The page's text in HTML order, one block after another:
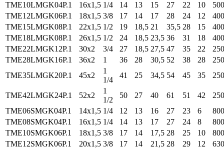
TME10LMGK04P.1
16x1,5 1/4 14 13 15 27 22 10
500
TME12LMGK06P.1
18x1,5 3/8 17 14 17 28 24 12
400
TME15LMGK08P.1
22x1,5 1/2 19 18,5 21 35,5 28 15
400
TME18LMGK08P.1
26x1,5 1/2 24 18,5 23,5 36 31 18
400
TME22LMGK12P.1
30x2 3/4 27 18,5 27,5 47 35 22
250
TME28LMGK16P.1
36x2 1 36 28 30,5 52 38 28
250
TME35LMGK20P.1
45x2
1
1/4
41 25 34,5 54 45 35 250
TME42LMGK24P.1 52x2
1
1/2
50 27 40 61 51 42
250
TME06SMGK04P.1
14x1,5 1/4 12 13 16 27 23 6
800
TME08SMGK04P.1
16x1,5 1/4 14 13 17 27 24 8
800
TME10SMGK06P.1
18x1,5 3/8 17 14 17,5 28 25 10
800
TME12SMGK06P.1
20x1,5 3/8 17 14 21,5 28 29 12
630